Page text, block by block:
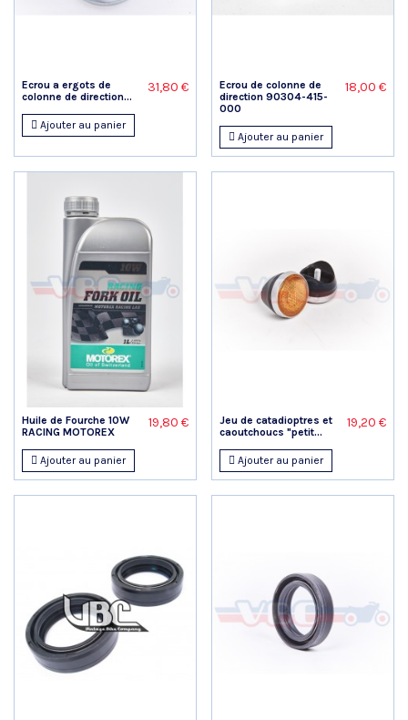
Ecrou a ergots de
colonne de direction...
31,80 €
Ajouter au panier
Ecrou de colonne de
direction 90304-415-
000
18,00 €
Ajouter au panier
Huile de Fourche 10W
RACING MOTOREX
19,80 €
Ajouter au panier
Jeu de catadioptres et
caoutchoucs "petit...
19,20 €
Ajouter au panier